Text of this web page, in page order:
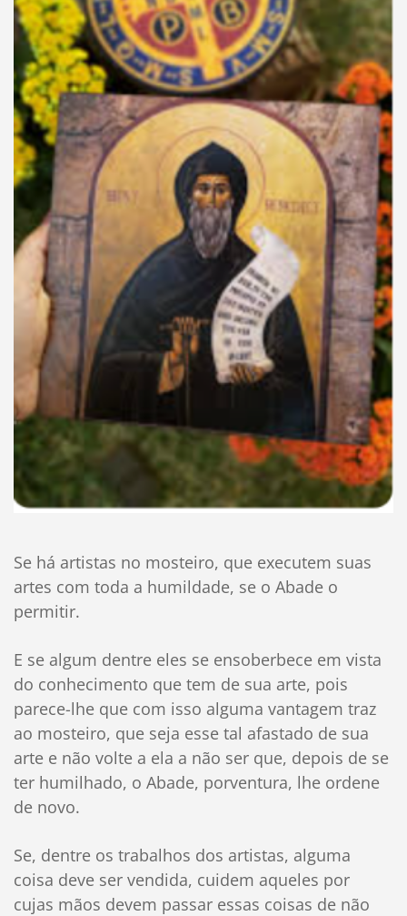
Se há artistas no mosteiro, que executem suas
artes com toda a humildade, se o Abade o
permitir.
E se algum dentre eles se ensoberbece em vista
do conhecimento que tem de sua arte, pois
parece-lhe que com isso alguma vantagem traz
ao mosteiro, que seja esse tal afastado de sua
arte e não volte a ela a não ser que, depois de se
ter humilhado, o Abade, porventura, lhe ordene
de novo.
Se, dentre os trabalhos dos artistas, alguma
coisa deve ser vendida, cuidem aqueles por
cujas mãos devem passar essas coisas de não